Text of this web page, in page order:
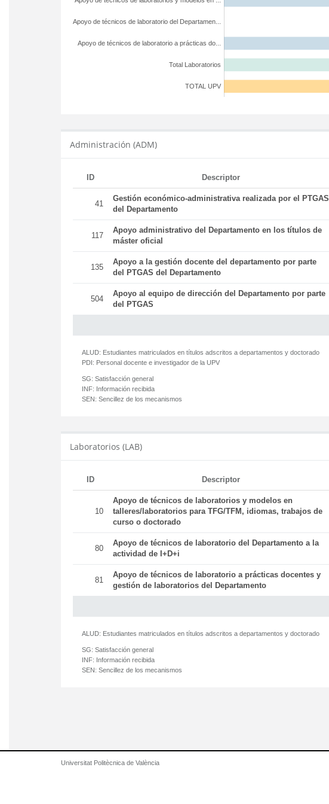
TOTAL UPV
Total Laboratorios
Apoyo de técnicos de laboratorio a prácticas do...
Apoyo de técnicos de laboratorio del Departamen...
Administración (ADM)
ID Descriptor
41
Gestión económico-administrativa realizada por el PTGAS
del Departamento
117
Apoyo administrativo del Departamento en los títulos de
máster oficial
135
Apoyo a la gestión docente del departamento por parte
del PTGAS del Departamento
504
Apoyo al equipo de dirección del Departamento por parte
del PTGAS
ALUD: Estudiantes matriculados en títulos adscritos a departamentos y doctorado
PDI: Personal docente e investigador de la UPV
SG: Satisfacción general
INF: Información recibida
SEN: Sencillez de los mecanismos
Laboratorios (LAB)
ID Descriptor
10
Apoyo de técnicos de laboratorios y modelos en
talleres/laboratorios para TFG/TFM, idiomas, trabajos de
curso o doctorado
80
Apoyo de técnicos de laboratorio del Departamento a la
actividad de I+D+i
81
Apoyo de técnicos de laboratorio a prácticas docentes y
gestión de laboratorios del Departamento
ALUD: Estudiantes matriculados en títulos adscritos a departamentos y doctorado
SG: Satisfacción general
INF: Información recibida
SEN: Sencillez de los mecanismos
Universitat Politècnica de València